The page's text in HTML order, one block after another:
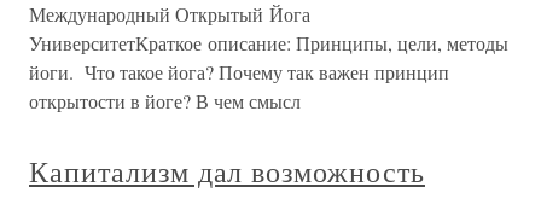
Международный Открытый Йога
УниверситетКраткое описание: Принципы, цели, методы
йоги. Что такое йога? Почему так важен принцип
открытости в йоге? В чем смысл
Капитализм дал возможность